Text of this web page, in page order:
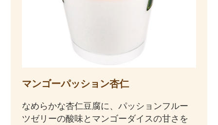
マンゴーパッション杏仁
なめらかな杏仁豆腐に、パッションフルー
ツゼリーの酸味とマンゴーダイスの甘さを